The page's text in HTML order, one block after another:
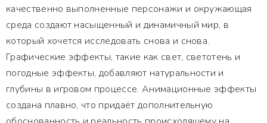
качественно выполненные персонажи и окружающая
среда создают насыщенный и динамичный мир, в
который хочется исследовать снова и снова.
Графические эффекты, такие как свет, светотень и
погодные эффекты, добавляют натуральности и
глубины в игровом процессе. Анимационные эффекты
создана плавно, что придаёт дополнительную